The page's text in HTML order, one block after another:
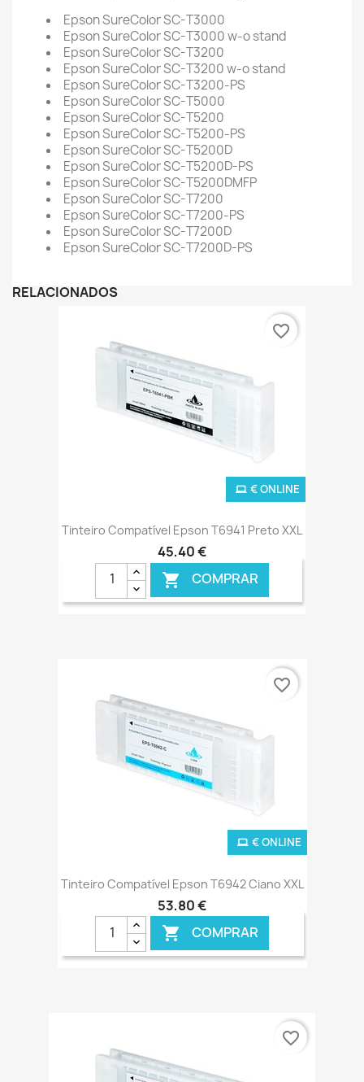
Epson SureColor SC-T3000
Epson SureColor SC-T3000 w-o stand
Epson SureColor SC-T3200
Epson SureColor SC-T3200 w-o stand
Epson SureColor SC-T3200-PS
Epson SureColor SC-T5000
Epson SureColor SC-T5200
Epson SureColor SC-T5200-PS
Epson SureColor SC-T5200D
Epson SureColor SC-T5200D-PS
Epson SureColor SC-T5200DMFP
Epson SureColor SC-T7200
Epson SureColor SC-T7200-PS
Epson SureColor SC-T7200D
Epson SureColor SC-T7200D-PS
RELACIONADOS
Tinteiro Compatível Epson T6941 Preto XXL
45,40 €
 COMPRAR
€ ONLINE
favorite_border
Tinteiro Compatível Epson T6942 Ciano XXL
53,80 €
 COMPRAR
€ ONLINE
favorite_border
favorite_border